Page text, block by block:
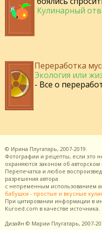
Кулинарный
Переработка
Экология или
- Все о
© Ирина Плугатарь, 2007-2019.
Фотографии и рецепты, если это
охраняются законом об авторском
Перепечатка и любое
разрешения автора
с непременным использованием
бабушки - простые и вкусные
При цитировании информации в
Kuroed.com в качестве источника.
Дизайн © Марии Плугатарь, 2007-